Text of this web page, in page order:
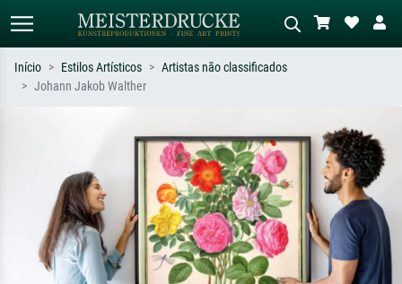
ex: Monet, Noite Estrelada,
impressionismo, onda de Hokusai, nu.
Descreva a cena – ex: prado verde,
abstrato com muito vermelho, pintura
a óleo escura, nu em pé ao lado de
uma árvore.
Início Estilos Artísticos
Artistas não classificados
Johann Jakob Walther